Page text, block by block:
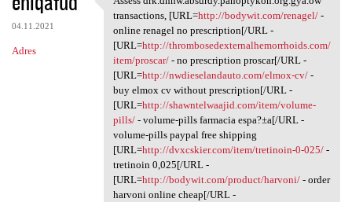
e
04.11.2021
Adres
Assess drk.dnhw.absurdy
transactions, [URL=http://bodywit.com/renagel/-
online renagel no prescription[/URL -
[URL=http://thrombosedexternalhemorrhoids.com/
item/proscar/- no prescription proscar[/URL -
[URL=http://nwdieselandauto.com/elmox-cv/-
buy elmox cv without prescription[/URL -
[URL=http://shawntelwaajid.com/item/volume-
pills/- volume-pills farmacia espa?±a[/URL -
volume-pills paypal free shipping
[URL=http://dvxcskier.com/item/tretinoin-0-025/-
tretinoin 0,025[/URL -
[URL=http://bodywit.com/product/harvoni/- order
harvoni online cheap[/URL -